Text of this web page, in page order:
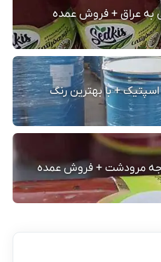
به عراق + فروش عمده
+ با بهترین رنگ
مرودشت + فروش عمده